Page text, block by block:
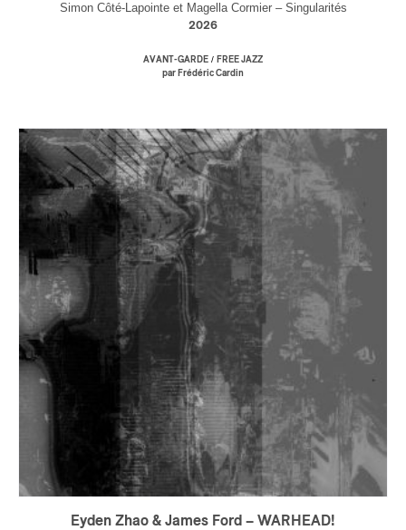
Simon Côté-Lapointe et Magella Cormier – Singularités
2026
AVANT-GARDE / FREE JAZZ
par Frédéric Cardin
Eyden Zhao & James Ford – WARHEAD!